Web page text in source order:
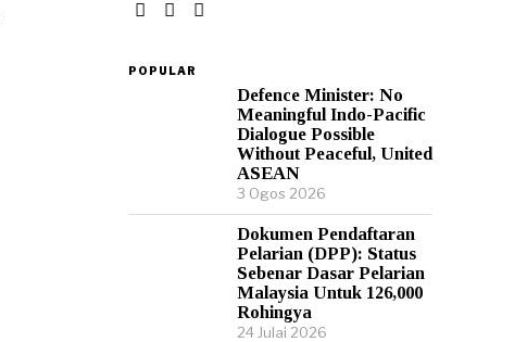
POPULAR
Defence Minister: No
Meaningful Indo-Pacific
Dialogue Possible
Without Peaceful, United
ASEAN
3 Ogos 2026
Dokumen Pendaftaran
Pelarian (DPP): Status
Sebenar Dasar Pelarian
Malaysia Untuk 126,000
Rohingya
24 Julai 2026